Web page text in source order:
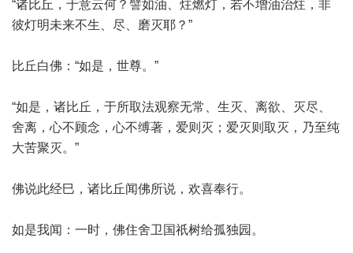
“诸比丘，于意云何？譬如油、炷燃灯，若不增油治炷，非
彼灯明未来不生、尽、磨灭耶？”
比丘白佛：“如是，世尊。”
“如是，诸比丘，于所取法观察无常、生灭、离欲、灭尽、
舍离，心不顾念，心不缚著，爱则灭；爱灭则取灭，乃至纯
大苦聚灭。”
佛说此经巳，诸比丘闻佛所说，欢喜奉行。
如是我闻：一时，佛住舍卫国祇树给孤独园。